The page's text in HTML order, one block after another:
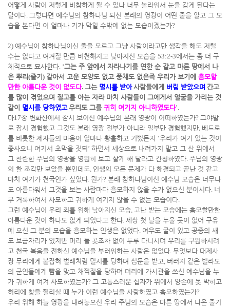
어떻게 사람이 저렇게 비참하게 될 수 있나 너무 놀라워서 눈을 감게 된다는
말이다. 그렇다면 예수님의 참하나님 되신 본래의 영광이 어떤 줄을 알고 그 모
습을 본다면 이 얼마나 기가 막힐 수밖에 없는 모습이겠는가?
2) 예수님이 참하나님이신 줄을 모르고 그냥 사람이라고만 생각을 해도 저럴
수는 없다고 여겨질 만큼 비천해지고 낮아지신 모습을 53:2-3에서는 좀 더 구
체적으로 묘사한다. ‘그는 주 앞에서 자라나기를 연한 순 같고 마른 땅에서 나
온 뿌리(줄기 ) 같아서 고운 모양도 없고 풍채도 없은즉 우리가 보기에 흠모할
만한 아름다운 것이 없도다. 그는 멸시를 받아 사람들에게 버림 받았으며 간고
를 많이 겪었으며 질고를 아는 자라 마치 사람들이 그에게서 얼굴을 가리는 것
같이 멸시를 당하였고 우리도 그를 귀히 여기지 아니하였도다’.
마17장 변화산에서 잠시 보이신 예수님의 본래 영광이 어떠하였는가? 그야말
로 잠시 경험했고 그것도 본래 영광 전부가 아니라 일부만 경험했지만, 베드로
를 비롯한 제자들의 마음이 얼마나 황홀하고 기뻤든지 ‘우리가 여기 있는 것이
좋사오니 여기서 초막을 짓되 ’ 하면서 세상으로 내려가지 말고 그 산 위에서
그 찬란한 주님의 영광을 영원히 보고 살게 해 달라고 간청하였다. 주님의 영광
의 한 조각만 보았을 뿐인데도, 인생의 모든 문제가 다 해결되고 끝난 것 같고
마치 여기가 천국인가 싶었다. 뭔가? 본래 참하나님이신 예수님 모습은 너무나
도 아름다워서 그것을 보는 사람마다 흠모하지 않을 수가 없으신 분이시다. 너
무 거룩하여서 사모하고 귀하게 여기지 않을 수 없는 모습이다.
그런 예수님이 우리 죄를 위해 낮아지신 모습, 고난 받는 모습에는 흠모할만한
아름다운 것이 하나도 없게 되었다고 한다. 세상 첫 날을 누울 곳이 없어 구유
에 오신 그 분의 모습을 흠모하는 인생은 없었다. 여우도 굴이 있고 공중의 새
도 보금자리가 있지만 머리 둘 곳조차 없이 두루 다니시며 우리를 구원하시려
고 천국 복음을 전하신 예수님을 부러워하는 사람은 없었다. 무엇보다 대제사
장 무리에게 붙잡혀 벌레처럼 멸시를 당하며 심문을 받고, 버러지 같은 빌라도
의 군인들에게 뺨을 맞고 채찍질을 당하며 머리에 가시관을 쓰신 예수님을 누
가 귀하게 여겨 사모하였는가? 그 고통스러운 십자가 위에서 양손에 못 박히고
허리에 창을 찔리실 때 누가 이런 예수님을 사랑하였고 흠모하였는가?
우리 위해 하늘 영광을 내려놓으신 우리 주님의 모습은 마른 땅에서 나온 줄기